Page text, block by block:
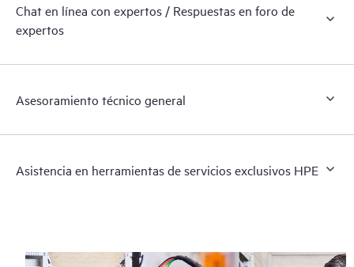
Chat en línea con expertos / Respuestas en foro de
expertos
Asesoramiento técnico general
Asistencia en herramientas de servicios exclusivos HPE